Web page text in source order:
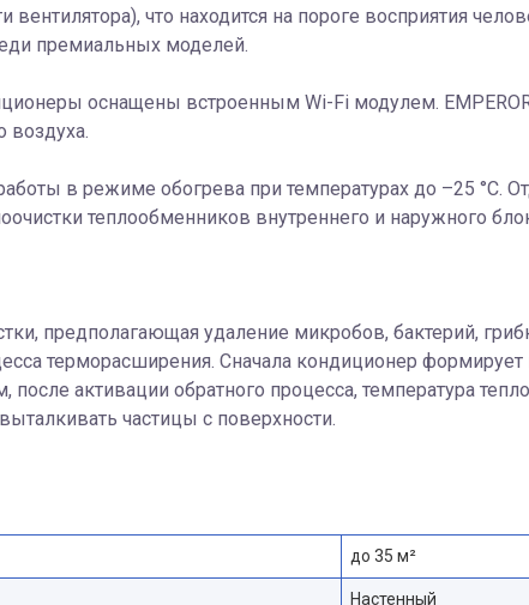
что находится на пороге восприятия
премиальных моделей.
оснащены встроенным Wi-Fi модулем.
воздуха.
в режиме обогрева при температурах до –25 °С.
теплообменников внутреннего и наружного
предполагающая удаление микробов, бактерий,
терморасширения. Сначала кондиционер
после активации обратного процесса, температура
частицы с поверхности.
до 35 м²
Настенный